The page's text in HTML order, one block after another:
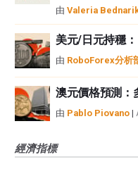
由 Valeria
美元/日元持穩
由 RoboForex分析
澳元價格預測：
由 Pablo Piovano |
經濟指標